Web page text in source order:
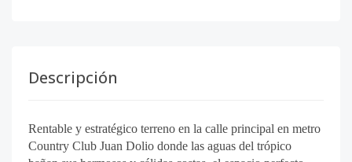
Descripción
Rentable y estratégico terreno en la calle principal en metro
Country Club Juan Dolio donde las aguas del trópico